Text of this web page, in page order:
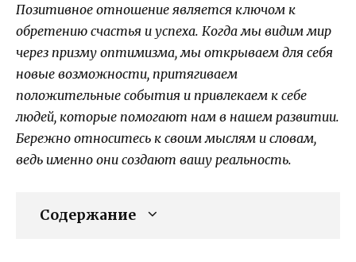
Позитивное отношение является ключом к
обретению счастья и успеха. Когда мы видим мир
через призму оптимизма, мы открываем для себя
новые возможности, притягиваем
положительные события и привлекаем к себе
людей, которые помогают нам в нашем развитии.
Бережно относитесь к своим мыслям и словам,
ведь именно они создают вашу реальность.
Содержание